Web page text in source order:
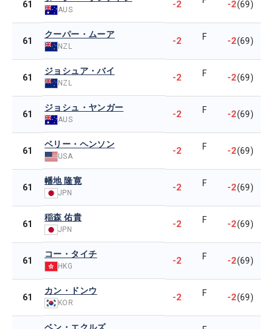
61
AUS -2 -2(69)
61
クーパー・ムーア
NZL -2 F -2(69)
61
ジョシュア・バイ
NZL -2 F -2(69)
61
ジョシュ・ヤンガー
AUS -2 F -2(69)
61
ベリー・ヘンソン
USA -2 F -2(69)
61
幡地 隆寛
JPN -2 F -2(69)
61
稲森 佑貴
JPN -2 F -2(69)
61
コー・タイチ
HKG -2 F -2(69)
61
カン・ドンウ
KOR -2 F -2(69)